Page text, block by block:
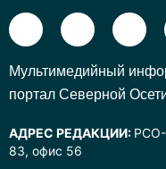
Mультимедийный
портал Северной
АДРЕС РЕДАКЦИИ: РСО-
83, офис 56